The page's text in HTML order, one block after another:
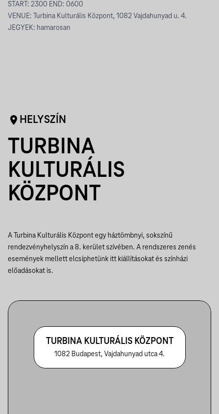
START: 2300 END: 0600
VENUE: Turbina Kulturális Központ, 1082 Vajdahunyad u. 4.
JEGYEK: hamarosan
HELYSZÍN
TURBINA
KULTURÁLIS
KÖZPONT
A Turbina Kulturális Központ egy háztömbnyi, sokszínű
rendezvényhelyszín a 8. kerület szívében. A rendszeres zenés
események mellett elcsíphetünk itt kiállításokat és színházi
előadásokat is.
TURBINA KULTURÁLIS KÖZPONT
1082 Budapest, Vajdahunyad utca 4.